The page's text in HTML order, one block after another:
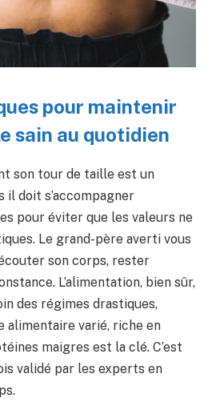
pour maintenir
sain au quotidien
son tour de taille est un
il doit s’accompagner
pour éviter que les valeurs ne
Le grand-père averti vous
son corps, rester
L’alimentation, bien sûr,
des régimes drastiques,
alimentaire varié, riche en
maigres est la clé. C’est
validé par les experts en